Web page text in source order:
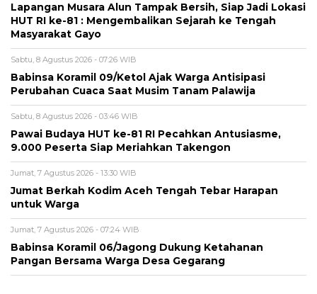
Lapangan Musara Alun Tampak Bersih, Siap Jadi Lokasi
HUT RI ke-81 : Mengembalikan Sejarah ke Tengah
Masyarakat Gayo
Sabtu, 8 Agustus 2026 - 07:26 WIB
‎Babinsa Koramil 09/Ketol Ajak Warga Antisipasi
Perubahan Cuaca Saat Musim Tanam Palawija
Sabtu, 8 Agustus 2026 - 03:46 WIB
Pawai Budaya HUT ke-81 RI Pecahkan Antusiasme,
9.000 Peserta Siap Meriahkan Takengon
Jumat, 7 Agustus 2026 - 13:30 WIB
Jumat Berkah Kodim Aceh Tengah Tebar Harapan
untuk Warga
Jumat, 7 Agustus 2026 - 07:24 WIB
‎Babinsa Koramil 06/Jagong Dukung Ketahanan
Pangan Bersama Warga Desa Gegarang